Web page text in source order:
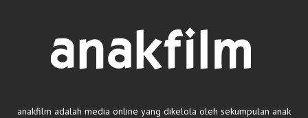
anakfilm adalah media online yang dikelola oleh sekumpulan anak